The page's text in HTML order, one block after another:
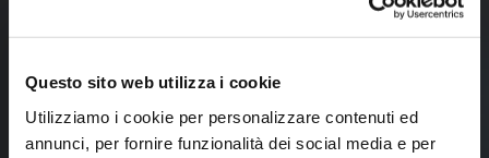
Questo sito web utilizza i cookie
Utilizziamo i cookie per personalizzare contenuti ed
annunci, per fornire funzionalità dei social media e per